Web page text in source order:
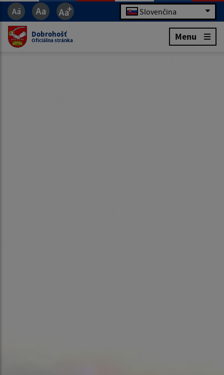
Slovenčina
Dobrohošť
Oficiálna stránka Menu